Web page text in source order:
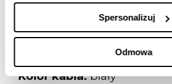
Spersonalizuj
Odmowa
Efekt flash:NIE
Szerokość:5m
Kolor kabla:biały